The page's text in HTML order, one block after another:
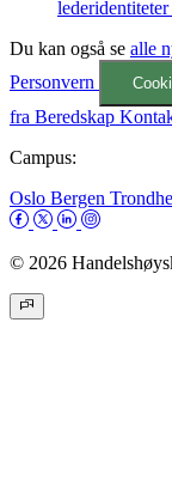
Du kan også se alle
Personvern
fra Beredskap
Campus:
Oslo Bergen
© 2026